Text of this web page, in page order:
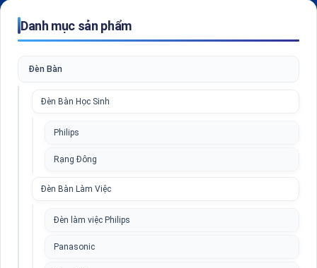
Danh mục sản phẩm
Đèn Bàn
Đèn Bàn Học Sinh
Philips
Rạng Đông
Đèn Bàn Làm Việc
Đèn làm việc Philips
Panasonic